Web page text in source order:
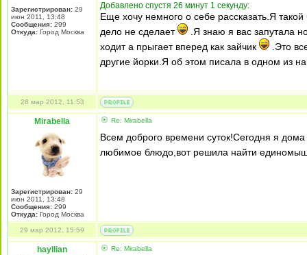
Зарегистрирован: 29
июн 2011, 13:48
Сообщения: 299
Откуда: Город Москва
Добавлено спустя 26 минут 1 секунду:
Еще хочу немного о себе рассказать.Я
дело не сделает
.Я знаю я вас запутала
ходит а прыгает вперед как зайчик
.Это
другие йорки.Я об этом писала в одном из
28 мар 2012, 11:53
Mirabella
Зарегистрирован: 29
июн 2011, 13:48
Сообщения: 299
Откуда: Город Москва
Re: Mirabella
Всем доброго времени суток!Сегодня я
любимое блюдо,вот решила найти
29 мар 2012, 15:59
hayllian Re: Mirabella